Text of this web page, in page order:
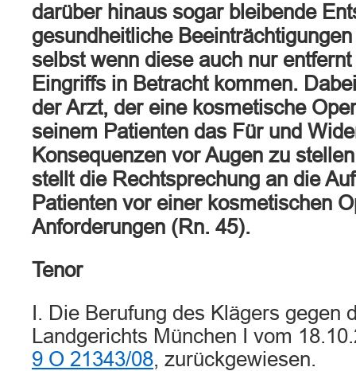
darüber hinaus sogar bleibende
gesundheitliche
selbst wenn diese auch nur
Eingriffs in Betracht kommen.
der Arzt, der eine kosmetische
seinem Patienten das Für und
Konsequenzen vor Augen zu
stellt die Rechtsprechung an die
Patienten vor einer kosmetischen
Anforderungen (Rn. 45).
Tenor
I. Die Berufung des Klägers gegen
Landgerichts München I vom
9 O 21343/08, zurückgewiesen.